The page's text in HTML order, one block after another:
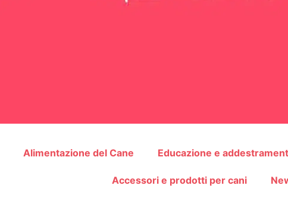
Alimentazione del Cane Educazione e
Accessori e prodotti per cani